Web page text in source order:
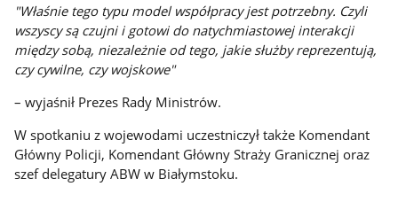
"Właśnie tego typu model współpracy jest potrzebny. Czyli
wszyscy są czujni i gotowi do natychmiastowej interakcji
między sobą, niezależnie od tego, jakie służby reprezentują,
czy cywilne, czy wojskowe"
– wyjaśnił Prezes Rady Ministrów.
W spotkaniu z wojewodami uczestniczył także Komendant
Główny Policji, Komendant Główny Straży Granicznej oraz
szef delegatury ABW w Białymstoku.